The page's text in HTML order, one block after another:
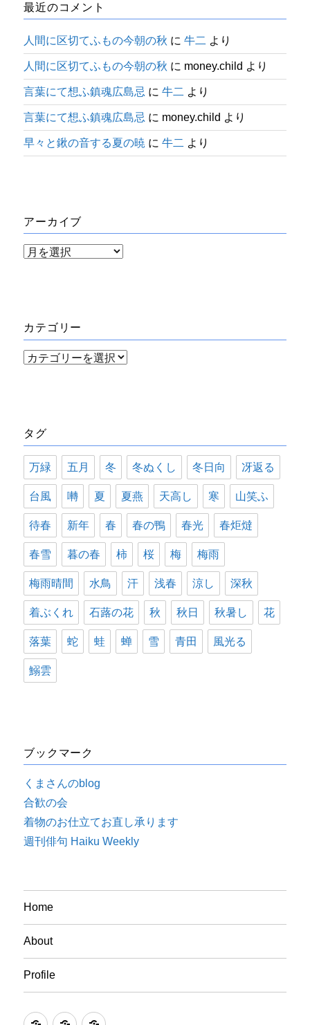
最近のコメント
人間に区切てふもの今朝の秋 に牛二 より
人間に区切てふもの今朝の秋 に money.child より
言葉にて想ふ鎮魂広島忌 に牛二 より
言葉にて想ふ鎮魂広島忌 に money.child より
早々と鍬の音する夏の暁 に牛二 より
アーカイブ
ア
ブ
カテゴリー
カ
ー
タグ
万緑 五月 冬 冬ぬくし 冬日向 冴返る
台風 囀 夏 夏燕 天高し 寒 山笑ふ
待春 新年 春 春の鴨 春光 春炬燵
春雪 暮の春 柿 桜 梅 梅雨
梅雨晴間 水鳥 汗 浅春 涼し 深秋
着ぶくれ 石蕗の花 秋 秋日 秋暑し 花
落葉 蛇 蛙 蝉 雪 青田 風光る
鰯雲
ブックマーク
くまさんのblog
合歓の会
着物のお仕立てお直し承ります
週刊俳句 Haiku Weekly
Home
About
Profile
HomeAboutProfile